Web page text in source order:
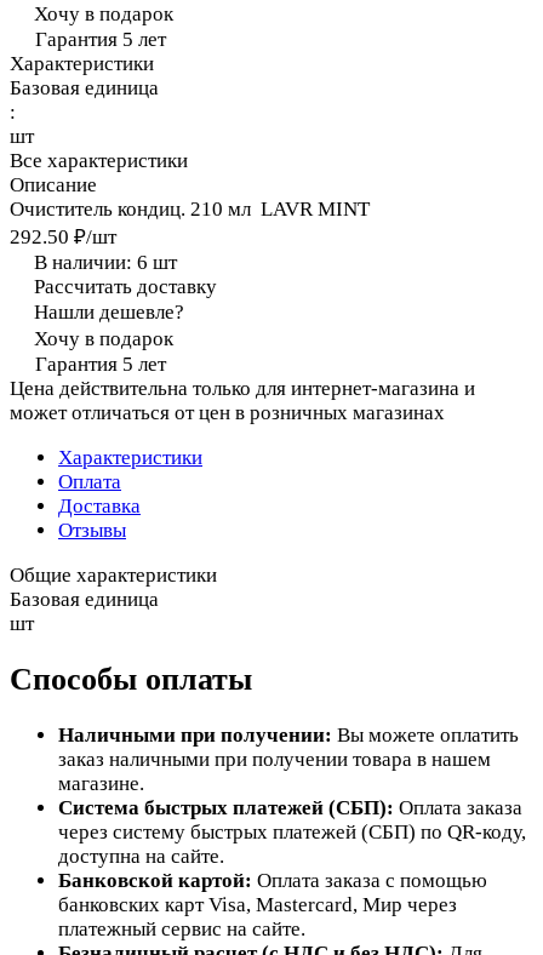
Хочу в подарок
Гарантия 5 лет
Характеристики
Базовая единица
:
шт
Все характеристики
Описание
Очиститель кондиц. 210 мл LAVR MINT
292.50 ₽/шт
В наличии: 6 шт
Рассчитать доставку
Нашли дешевле?
Хочу в подарок
Гарантия 5 лет
Цена действительна только для интернет-магазина и
может отличаться от цен в розничных магазинах
Характеристики
Оплата
Доставка
Отзывы
Общие характеристики
Базовая единица
шт
Способы оплаты
Наличными при получении: Вы можете оплатить
заказ наличными при получении товара в нашем
магазине.
Система быстрых платежей (СБП): Оплата заказа
через систему быстрых платежей (СБП) по QR-коду,
доступна на сайте.
Банковской картой: Оплата заказа с помощью
банковских карт Visa, Mastercard, Мир через
платежный сервис на сайте.